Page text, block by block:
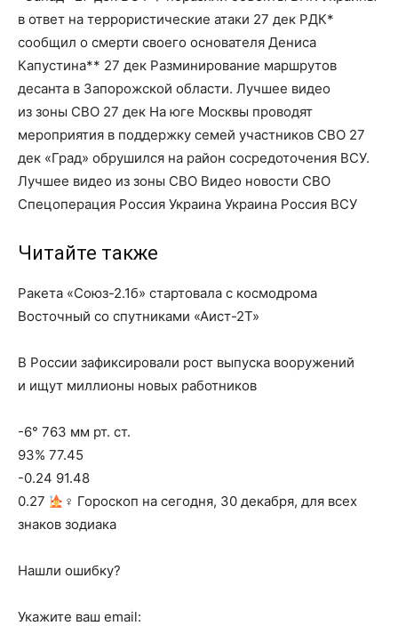
в ответ на террористические атаки 27 дек РДК*
сообщил о смерти своего основателя Дениса
Капустина** 27 дек Разминирование маршрутов
десанта в Запорожской области. Лучшее видео
из зоны СВО 27 дек На юге Москвы проводят
мероприятия в поддержку семей участников СВО 27
дек «Град» обрушился на район сосредоточения ВСУ.
Лучшее видео из зоны СВО Видео новости СВО
Спецоперация Россия Украина Украина Россия ВСУ
Читайте также
Ракета «Союз-2.1б» стартовала с космодрома
Восточный со спутниками «Аист-2Т»
В России зафиксировали рост выпуска вооружений
и ищут миллионы новых работников
-6° 763 мм рт. ст.
93% 77.45
-0.24 91.48
0.27
‍♀ Гороскоп на сегодня, 30 декабря, для всех
знаков зодиака
Нашли ошибку?
Укажите ваш email: